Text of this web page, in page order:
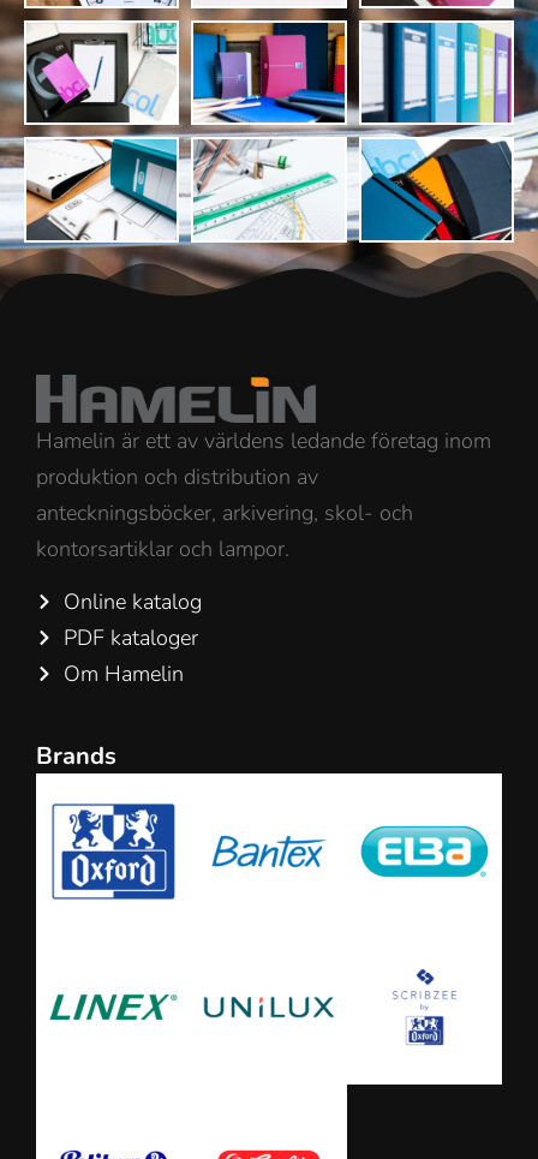
Hamelin är ett av världens ledande företag inom
produktion och distribution av
anteckningsböcker, arkivering, skol- och
kontorsartiklar och lampor.
Online katalog
PDF kataloger
Om Hamelin
Brands